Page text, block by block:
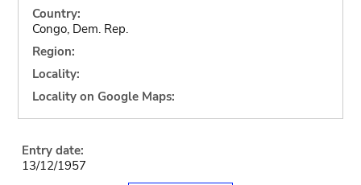
Country:
Congo, Dem. Rep.
Region:
Locality:
Locality on Google Maps:
Entry date:
13/12/1957